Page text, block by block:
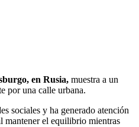
en Rusia, muestra a un
por una calle urbana.
sociales y ha generado atención
mantener el equilibrio mientras